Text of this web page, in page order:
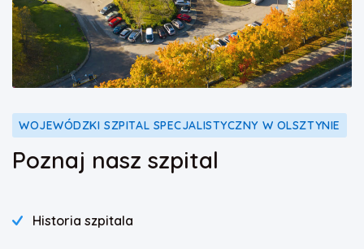
WOJEWÓDZKI SZPITAL SPECJALISTYCZNY W OLSZTYNIE
Poznaj nasz szpital
Historia szpitala